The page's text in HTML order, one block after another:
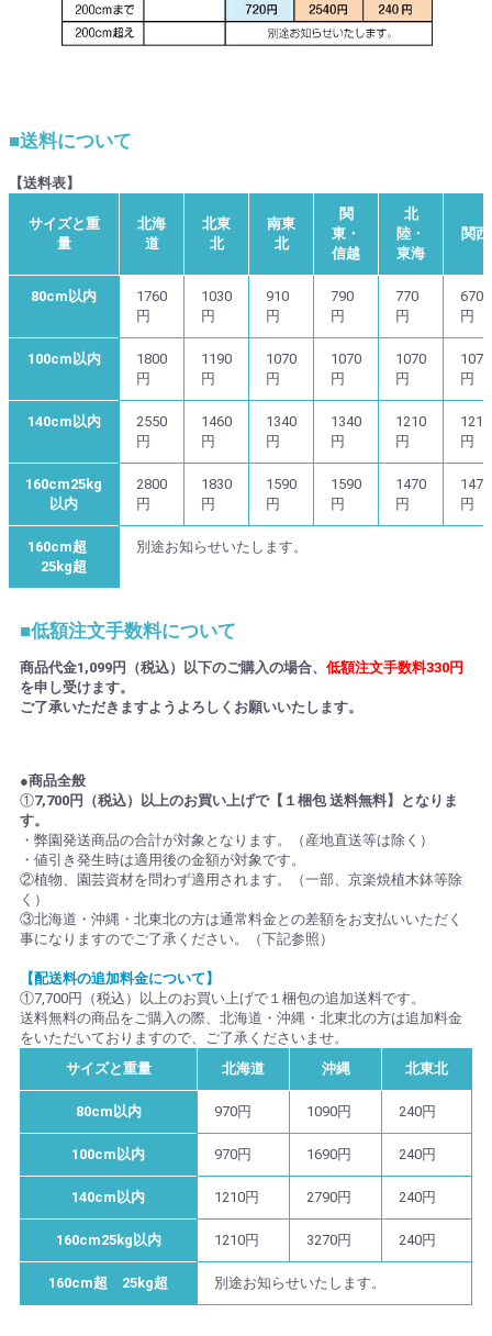
■送料について
【送料表】
サイズと重
量
北海
道
北東
北
南東
北
関
東・
信越
北
陸・
東海
関西
80cm以内
1760
円
1030
円
910
円
790
円
770
円
670
円
100cm以内
1800
円
1190
円
1070
円
1070
円
1070
円
1070
円
140cm以内
2550
円
1460
円
1340
円
1340
円
1210
円
1210
円
160cm25kg
以内
2800
円
1830
円
1590
円
1590
円
1470
円
1470
円
160cm超
25kg超
別途お知らせいたします。
■低額注文手数料について
商品代金1,099円（税込）以下のご購入の場合、 低額注文手数料330円
を申し受けます。
ご了承いただきますようよろしくお願いいたします。
●商品全般
①7,700円（税込）以上のお買い上げで【１梱包 送料無料】となりま
す。
・弊園発送商品の合計が対象となります。（産地直送等は除く）
・値引き発生時は適用後の金額が対象です。
②植物、園芸資材を問わず適用されます。（一部、京楽焼植木鉢等除
く）
③北海道・沖縄・北東北の方は通常料金との差額をお支払いいただく
事になりますのでご了承ください。（下記参照）
【配送料の追加料金について】
①7,700円（税込）以上のお買い上げで１梱包の追加送料です。
送料無料の商品をご購入の際、北海道・沖縄・北東北の方は追加料金
をいただいておりますので、ご了承くださいませ。
サイズと重量
北海道 沖縄 北東北
80cm以内 970円 1090円 240円
100cm以内 970円 1690円 240円
140cm以内 1210円 2790円 240円
160cm25kg以内 1210円 3270円 240円
160cm超 25kg超 別途お知らせいたします。